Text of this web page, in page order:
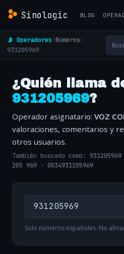
Sinologic BLOG
📡 Operadores›Números›
931205969
¿Quién llama
931205969?
Operador asignatario: VOZ
valoraciones, comentarios y
otros usuarios.
También buscado como: 931205969
205 969 · 0034931205969
Solo números españoles. No